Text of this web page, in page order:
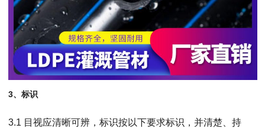
3、 标识
3.1 目视应清晰可辨，标识按以下要求标识，并清楚、持